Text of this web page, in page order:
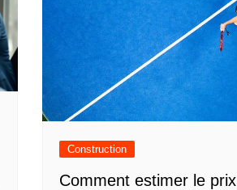
Construction
Comment estimer le prix